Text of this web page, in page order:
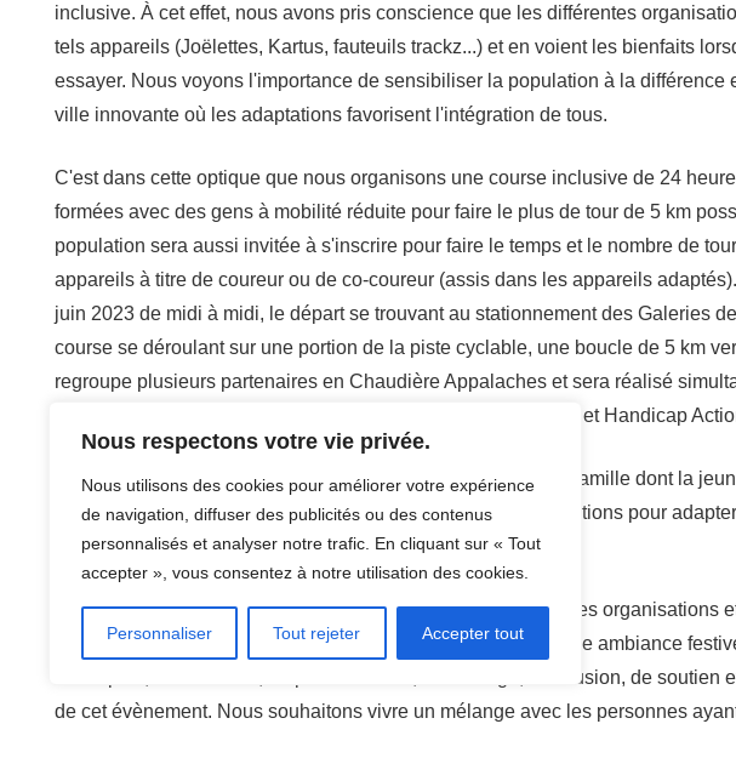
Nous respectons votre vie privée.
Nous utilisons des cookies pour améliorer votre expérience
de navigation, diffuser des publicités ou des contenus
personnalisés et analyser notre trafic. En cliquant sur « Tout
accepter », vous consentez à notre utilisation des cookies.
Personnaliser Tout rejeter Accepter tout
inclusive. À cet effet, nous avons pris conscience que les différentes
tels appareils (Joëlettes, Kartus, fauteuils trackz...) et en voient les bienfaits
essayer. Nous voyons l'importance de sensibiliser la population à la différence
ville innovante où les adaptations favorisent l'intégration de tous.
C'est dans cette optique que nous organisons une course inclusive de 24
formées avec des gens à mobilité réduite pour faire le plus de tour de 5 km
population sera aussi invitée à s'inscrire pour faire le temps et le nombre de
appareils à titre de coureur ou de co-coureur (assis dans les appareils
juin 2023 de midi à midi, le départ se trouvant au stationnement des Galeries
course se déroulant sur une portion de la piste cyclable, une boucle de 5 km
regroupe plusieurs partenaires en Chaudière Appalaches et sera réalisé
sous l'organisation de deux OBNL, Réseau Autonomie Santé et Handicap
L'évènement jouera aussi un rôle de levée de fond pour une famille dont la
vit avec la dystrophie musculaire et n'a pas accès aux subventions pour
d'accéder au sous-sol.
C'est un projet rassembleur qui mettra en contact les différentes organisations
Appalaches avec les milieux scolaires et résidences, dans une ambiance
de respect, d'innovation, de persévérance, de courage, d'inclusion, de soutien
de cet évènement. Nous souhaitons vivre un mélange avec les personnes